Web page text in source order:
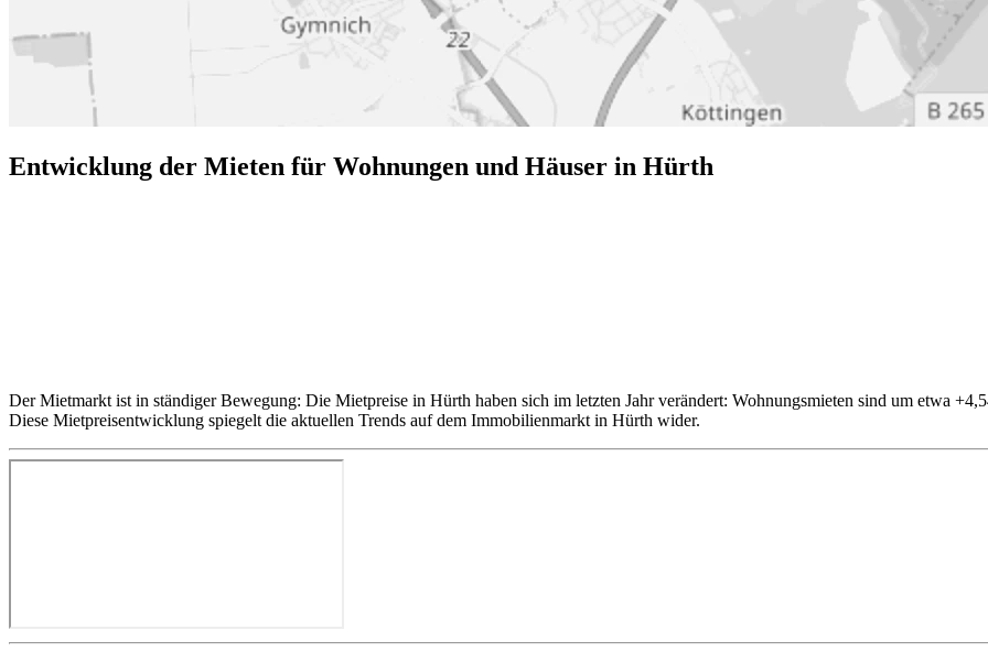
Entwicklung der Mieten für Wohnungen und Häuser in Hürth
Der Mietmarkt ist in ständiger Bewegung: Die Mietpreise in Hürth haben sich im letzten Jahr verändert: Wohnungsmieten sind um etwa
Diese Mietpreisentwicklung spiegelt die aktuellen Trends auf dem Immobilienmarkt in Hürth wider.